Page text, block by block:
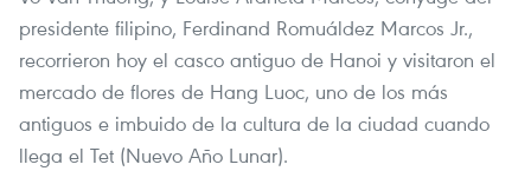
presidente filipino, Ferdinand Romuáldez Marcos Jr.,
recorrieron hoy el casco antiguo de Hanoi y visitaron el
mercado de flores de Hang Luoc, uno de los más
antiguos e imbuido de la cultura de la ciudad cuando
llega el Tet (Nuevo Año Lunar).